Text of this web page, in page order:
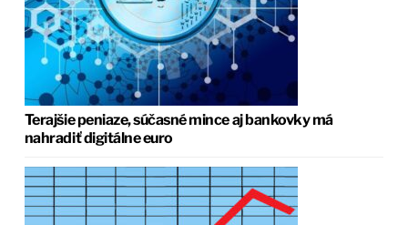
Terajšie peniaze, súčasné mince aj bankovky má
nahradiť digitálne euro